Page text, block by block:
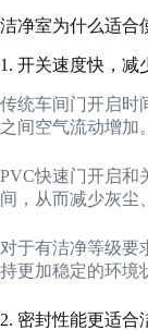
洁净室为什么适合
1. 开关速度快，减
传统车间门开启时
之间空气流动增加。
PVC快速门开启和
间，从而减少灰尘
对于有洁净等级要
持更加稳定的环境
2. 密封性能更适合